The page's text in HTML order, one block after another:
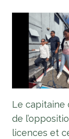
Le capitaine
de
licences et